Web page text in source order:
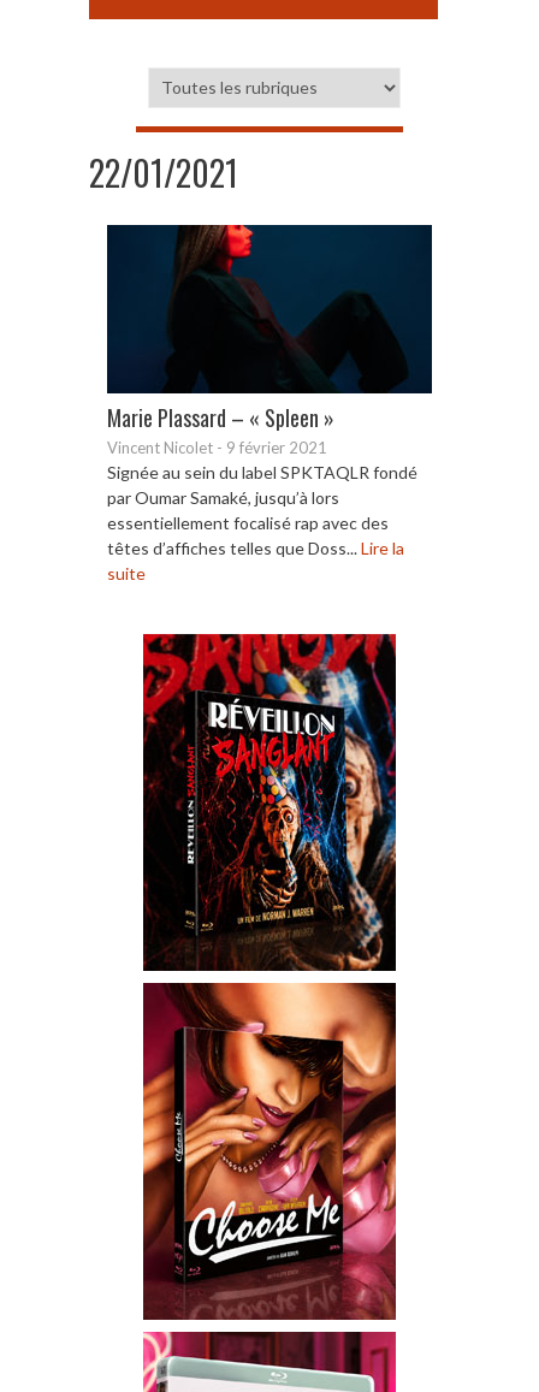
22/01/2021
Marie Plassard – « Spleen »
Vincent Nicolet - 9 février 2021
Signée au sein du label SPKTAQLR fondé
par Oumar Samaké, jusqu’à lors
essentiellement focalisé rap avec des
têtes d’affiches telles que Doss...Lire la
suite